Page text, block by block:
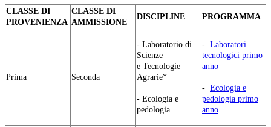
CLASSE DI
PROVENIENZA
CLASSE DI
AMMISSIONE
DISCIPLINE PROGRAMMA
Prima Seconda
- Laboratorio di
Scienze
e Tecnologie
Agrarie*
- Ecologia e
pedologia
- Laboratori
tecnologici primo
anno
- Ecologia e
pedologia primo
anno